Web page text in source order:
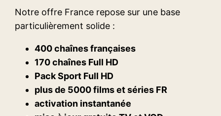
Notre offre France repose sur une base
particulièrement solide :
400 chaînes françaises
170 chaînes Full HD
Pack Sport Full HD
plus de 5000 films et séries FR
activation instantanée